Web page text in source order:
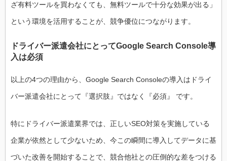
ざ有料ツールを買わなくても、無料ツールで十分な効果が出る」
という環境を活用することが、競争優位につながります。
ドライバー派遣会社にとってGoogle Search Console導
入は必須
以上の4つの理由から、Google Search Consoleの導入はドライ
バー派遣会社にとって『選択肢』ではなく『必須』 です。
特にドライバー派遣業界では、正しいSEO対策を実施している
企業が依然として少ないため、今この瞬間に導入してデータに基
づいた改善を開始することで、競合他社との圧倒的な差をつける